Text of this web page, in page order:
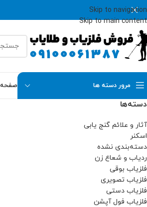
Skip to navigation
Skip to main content
مرور دسته ها
دسته‌ها
آثار و علائم گنج یابی
اسکنر
دسته‌بندی نشده
ردیاب و شعاع زن
فلزیاب بوقی
فلزیاب تصویری
فلزیاب دستی
فلزیاب فول آپشن